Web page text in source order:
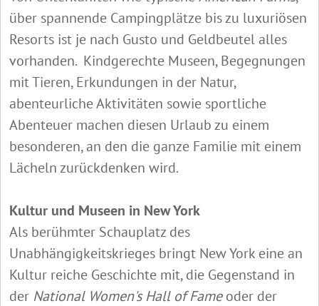
über spannende Campingplätze bis zu luxuriösen
Resorts ist je nach Gusto und Geldbeutel alles
vorhanden. Kindgerechte Museen, Begegnungen
mit Tieren, Erkundungen in der Natur,
abenteurliche Aktivitäten sowie sportliche
Abenteuer machen diesen Urlaub zu einem
besonderen, an den die ganze Familie mit einem
Lächeln zurückdenken wird.
Kultur und Museen in New York
Als berühmter Schauplatz des
Unabhängigkeitskrieges bringt New York eine an
Kultur reiche Geschichte mit, die Gegenstand in
der National Women's Hall of Fameoder der